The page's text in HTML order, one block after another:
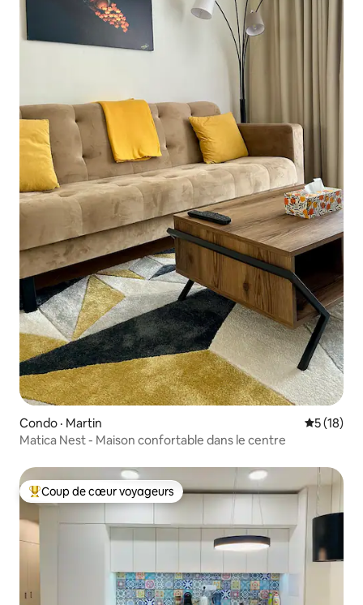
Condo · Martin Note
5 (18)
Matica Nest - Maison confortable dans le centre
Coup de cœur voyageurs parmi les plus aimés
Coup de cœur voyageurs